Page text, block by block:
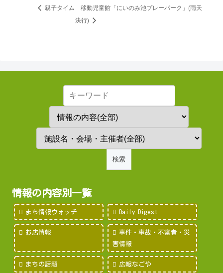
親子タイム
移動児童館「にいのみ池プレーパーク」(雨天
決行)
情報の内容別一覧
まち情報ウォッチ Daily Digest
お店情報
事件・事故・不審者・災
害情報
まちの話題 広報なごや